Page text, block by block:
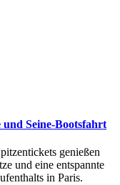
Seine-Bootsfahrt
genießen
und eine entspannte
in Paris.